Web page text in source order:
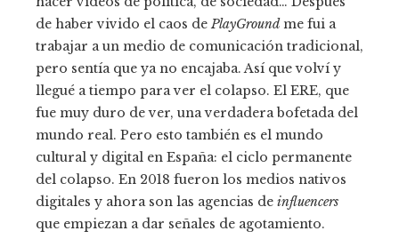
de haber vivido el caos de PlayGroundme fui a
trabajar a un medio de comunicación tradicional,
pero sentía que ya no encajaba. Así que volví y
llegué a tiempo para ver el colapso. El ERE, que
fue muy duro de ver, una verdadera bofetada del
mundo real. Pero esto también es el mundo
cultural y digital en España: el ciclo permanente
del colapso. En 2018 fueron los medios nativos
digitales y ahora son las agencias de influencers
que empiezan a dar señales de agotamiento.